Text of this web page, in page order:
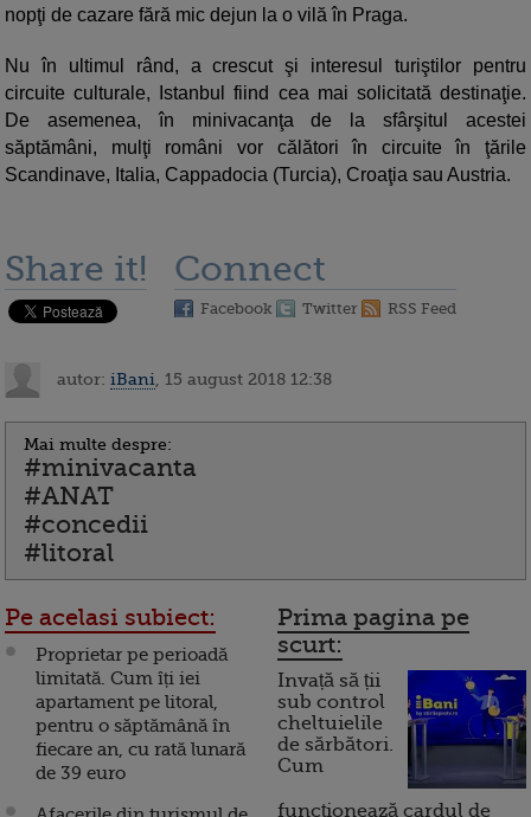
nopţi de cazare fără mic dejun la o vilă în Praga.
Nu în ultimul rând, a crescut şi interesul turiştilor pentru
circuite culturale, Istanbul fiind cea mai solicitată destinaţie.
De asemenea, în minivacanţa de la sfârşitul acestei
săptămâni, mulţi români vor călători în circuite în ţările
Scandinave, Italia, Cappadocia (Turcia), Croaţia sau Austria.
Share it! Connect
Facebook Twitter RSS Feed
autor: iBani , 15 august 2018 12:38
Mai multe despre:
#minivacanta
#ANAT
#concedii
#litoral
Pe acelasi subiect:
Proprietar pe perioadă
limitată. Cum îți iei
apartament pe litoral,
pentru o săptămână în
fiecare an, cu rată lunară
de 39 euro
Prima pagina pe
scurt:
Invață să ții
sub control
cheltuielile
de sărbători.
Cum
funcționează cardul de